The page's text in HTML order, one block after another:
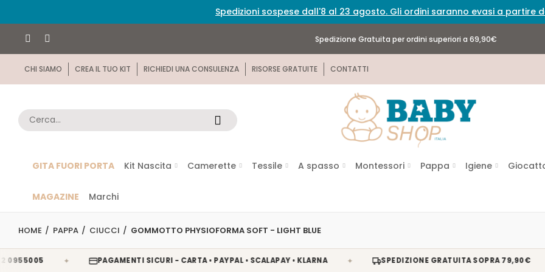
Spedizioni sospese dall'8 al 23 agosto. Gli ordini saranno evasi a partire
Spedizione Gratuita per ordini superiori a 69,90€
CHI SIAMO CREA IL TUO KIT RICHIEDI UNA CONSULENZA RISORSE GRATUITE CONTATTI
GITA FUORI PORTA Kit Nascita Camerette Tessile A spasso Montessori Pappa Igiene
MAGAZINE Marchi
HOME PAPPA CIUCCI GOMMOTTO PHYSIOFORMA SOFT - LIGHT BLUE
✦ PAGAMENTI SICURI - CARTA • PAYPAL • SCALAPAY • KLARNA ✦ SPEDIZIONE GRATUITA SOPRA 79,90€ ✦